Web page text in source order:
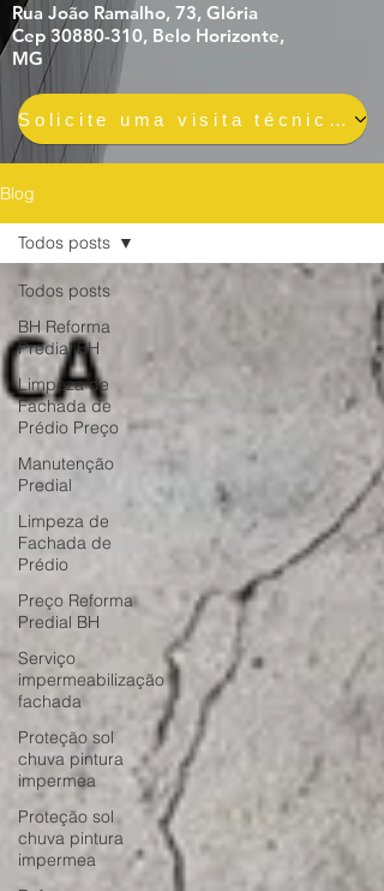
Rua João Ramalho, 73, Glória
Cep 30880-310, Belo Horizonte,
MG
Solicite uma visita técnica gratuita e sem compromisso
Blog
Todos posts
BH Reforma
Predial BH
Limpeza de
Fachada de
Prédio Preço
Manutenção
Predial
Limpeza de
Fachada de
Prédio
Preço Reforma
Predial BH
Serviço
impermeabilização
fachada
Proteção sol
chuva pintura
impermea
Proteção sol
chuva pintura
impermea
Todos posts